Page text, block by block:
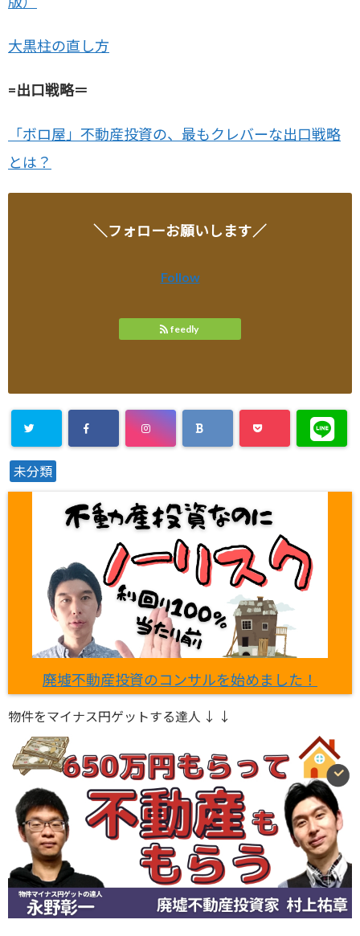
大黒柱の直し方
=出口戦略＝
「ボロ屋」不動産投資の、最もクレバーな出口戦略
とは？
＼フォローお願いします／
Follow
feedly
未分類
廃墟不動産投資のコンサルを始めました！
物件をマイナス円ゲットする達人 ↓ ↓